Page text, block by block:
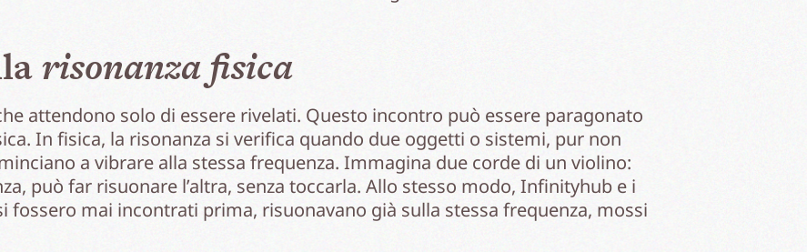
risonanza fisica
attendono solo di essere rivelati. Questo incontro può essere paragonato
In fisica, la risonanza si verifica quando due oggetti o sistemi, pur non
a vibrare alla stessa frequenza. Immagina due corde di un violino:
può far risuonare l’altra, senza toccarla. Allo stesso modo, Infinityhub e i
fossero mai incontrati prima, risuonavano già sulla stessa frequenza, mossi